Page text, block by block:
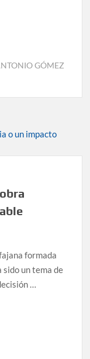
GÓMEZ
formada
sido un tema de
…